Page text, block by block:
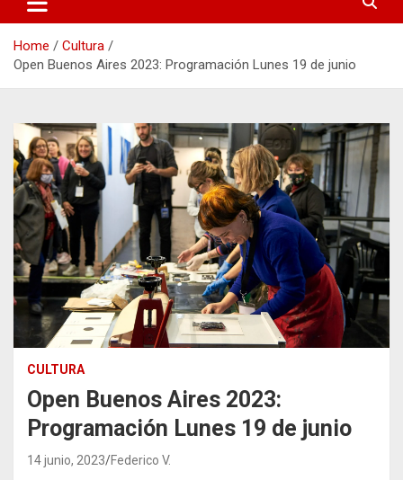
Home
Cultura
Open Buenos Aires 2023: Programación Lunes 19 de junio
CULTURA
Open Buenos Aires 2023:
Programación Lunes 19 de junio
14 junio, 2023 Federico V.